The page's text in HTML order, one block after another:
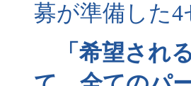
募が準備した
「希望され